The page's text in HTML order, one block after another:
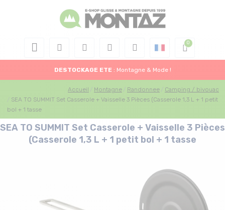
DESTOCKAGE ETE : Montagne & Mode !
Accueil Montagne Randonnee
Camping / bivouac
SEA TO SUMMIT Set Casserole + Vaisselle 3 Pièces (Casserole 1,3 L + 1 petit
bol + 1 tasse
SEA TO SUMMIT Set Casserole + Vaisselle 3 Pièces
(Casserole 1,3 L + 1 petit bol + 1 tasse